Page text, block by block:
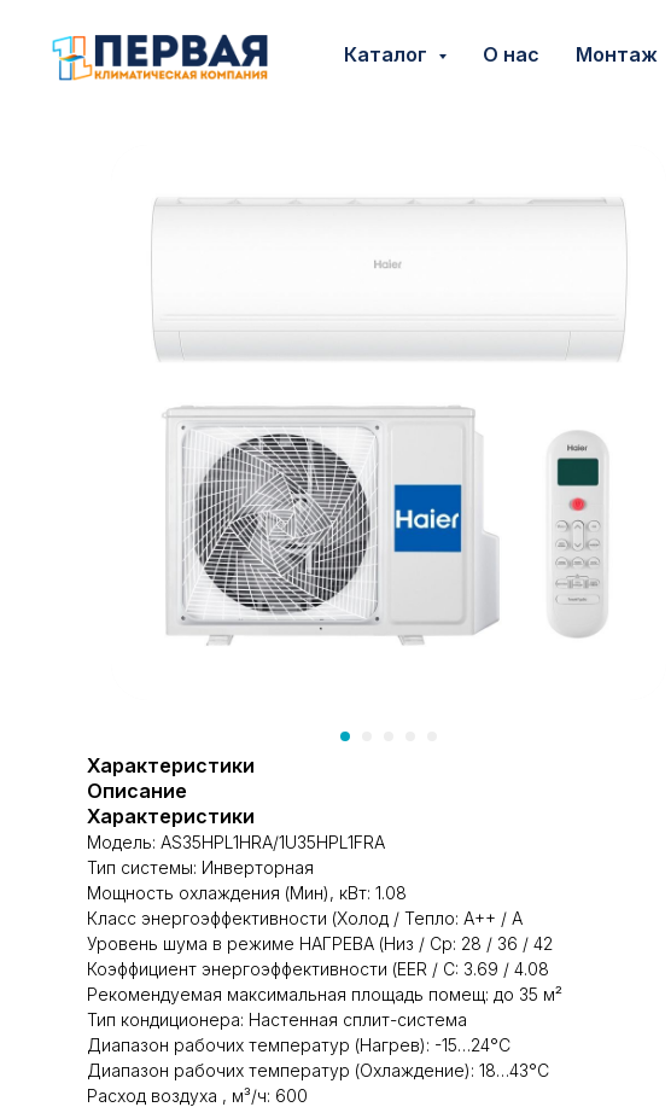
Каталог Монтаж
О нас
Каталог О нас Монтаж
Характеристики
Описание
Характеристики
Модель: AS35HPL1HRA/1U35HPL1FRA
Тип системы: Инверторная
Мощность охлаждения (Мин), кВт: 1.08
Класс энергоэффективности (Холод / Тепло: A++ / A
Уровень шума в режиме НАГРЕВА (Низ / Ср: 28 / 36 / 42
Коэффициент энергоэффективности (EER / C: 3.69 / 4.08
Рекомендуемая максимальная площадь помещ: до 35 м²
Тип кондиционера: Настенная cплит-система
Диапазон рабочих температур (Нагрев): -15…24°C
Диапазон рабочих температур (Охлаждение): 18…43°C
Расход воздуха , м³/ч: 600